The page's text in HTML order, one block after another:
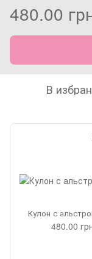
480.00
В
Кулон с
480.00